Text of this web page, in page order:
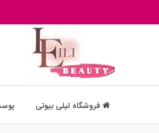
فروشگاه لیلی بیوتی